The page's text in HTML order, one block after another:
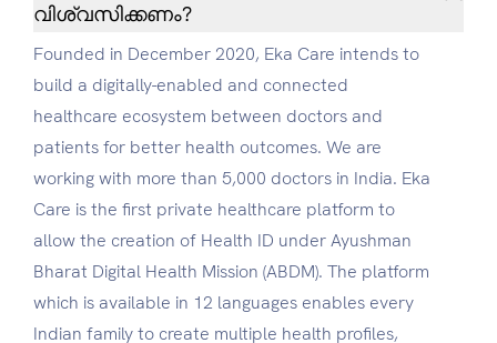
വിശ്വസിക്കണം?
Founded in December 2020, Eka Care intends to
build a digitally-enabled and connected
healthcare ecosystem between doctors and
patients for better health outcomes. We are
working with more than 5,000 doctors in India. Eka
Care is the first private healthcare platform to
allow the creation of Health ID under Ayushman
Bharat Digital Health Mission (ABDM). The platform
which is available in 12 languages enables every
Indian family to create multiple health profiles,